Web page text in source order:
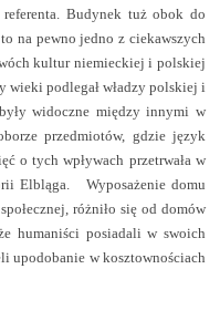
Budynek tuż obok do
na pewno jedno z ciekawszych
kultur niemieckiej i polskiej
wieki podlegał władzy polskiej i
widoczne między innymi w
przedmiotów, gdzie język
o tych wpływach przetrwała w
Elbląga.
Wyposażenie domu
różniło się od domów
humaniści posiadali w swoich
upodobanie w kosztownościach